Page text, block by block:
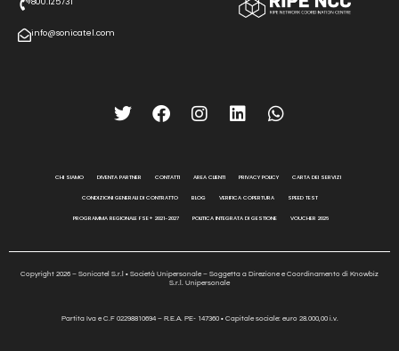
info@sonicatel.com
CHI SIAMO DIVENTA PARTNER CONTATTI AREA CLIENTI PRIVACY POLICY CARTA DEI SERVIZI
CONDIZIONI GENERALI DI CONTRATTO BLOG VERIFICA COPERTURA SPEED TEST
PROGRAMMA REGIONALE FSE+ 2021-2027 POLITICA INTEGRATA DI GESTIONE VOUCHER 2026
Copyright 2026 – Sonicatel S.r.l • Società Unipersonale – Soggetta a Direzione e Coordinamento di Knowbiz
S.r.l. Unipersonale
Partita Iva e C.F 02298810694 – R.E.A. PE- 147360 • Capitale sociale: euro 28.000,00 i.v.